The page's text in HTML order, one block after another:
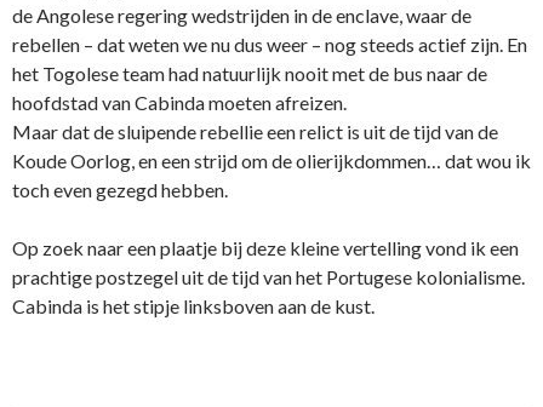
de Angolese regering wedstrijden in de enclave, waar de
rebellen – dat weten we nu dus weer – nog steeds actief zijn. En
het Togolese team had natuurlijk nooit met de bus naar de
hoofdstad van Cabinda moeten afreizen.
Maar dat de sluipende rebellie een relict is uit de tijd van de
Koude Oorlog, en een strijd om de olierijkdommen… dat wou ik
toch even gezegd hebben.
Op zoek naar een plaatje bij deze kleine vertelling vond ik een
prachtige postzegel uit de tijd van het Portugese kolonialisme.
Cabinda is het stipje linksboven aan de kust.